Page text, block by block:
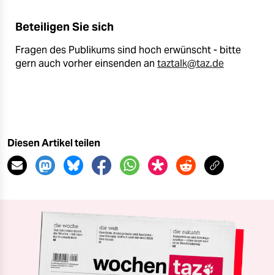
Beteiligen Sie sich
Fragen des Publikums sind hoch erwünscht - bitte
gern auch vorher einsenden an taztalk@taz.de
Diesen Artikel teilen